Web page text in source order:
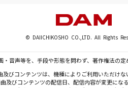
© DAIICHIKOSHO CO.,LTD. All Rights
音声等を、手段や形態を問わず、著作権法の
及びコンテンツは、機種によりご利用いただけな
及びコンテンツの配信日、配信内容が変更にな